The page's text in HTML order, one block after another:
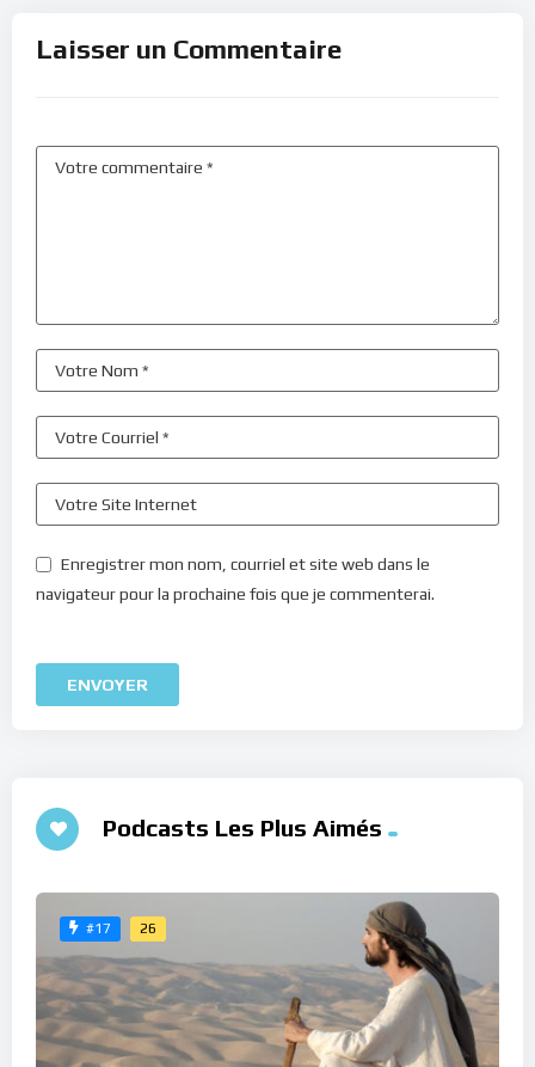
Laisser un Commentaire
Enregistrer mon nom, courriel et site web dans le
navigateur pour la prochaine fois que je commenterai.
Podcasts Les Plus Aimés
#17 26